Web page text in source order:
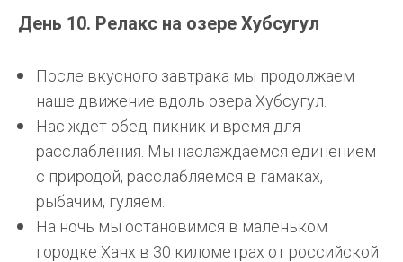
День 10. Релакс на озере Хубсугул
После вкусного завтрака мы продолжаем
наше движение вдоль озера Хубсугул.
Нас ждет обед-пикник и время для
расслабления. Мы наслаждаемся единением
с природой, расслабляемся в гамаках,
рыбачим, гуляем.
На ночь мы остановимся в маленьком
городке Ханх в 30 километрах от российской